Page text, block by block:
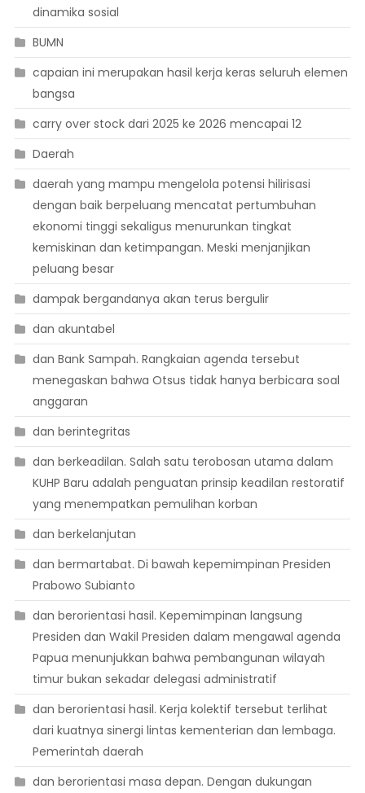
dinamika sosial
BUMN
capaian ini merupakan hasil kerja keras seluruh elemen
bangsa
carry over stock dari 2025 ke 2026 mencapai 12
Daerah
daerah yang mampu mengelola potensi hilirisasi
dengan baik berpeluang mencatat pertumbuhan
ekonomi tinggi sekaligus menurunkan tingkat
kemiskinan dan ketimpangan. Meski menjanjikan
peluang besar
dampak bergandanya akan terus bergulir
dan akuntabel
dan Bank Sampah. Rangkaian agenda tersebut
menegaskan bahwa Otsus tidak hanya berbicara soal
anggaran
dan berintegritas
dan berkeadilan. Salah satu terobosan utama dalam
KUHP Baru adalah penguatan prinsip keadilan restoratif
yang menempatkan pemulihan korban
dan berkelanjutan
dan bermartabat. Di bawah kepemimpinan Presiden
Prabowo Subianto
dan berorientasi hasil. Kepemimpinan langsung
Presiden dan Wakil Presiden dalam mengawal agenda
Papua menunjukkan bahwa pembangunan wilayah
timur bukan sekadar delegasi administratif
dan berorientasi hasil. Kerja kolektif tersebut terlihat
dari kuatnya sinergi lintas kementerian dan lembaga.
Pemerintah daerah
dan berorientasi masa depan. Dengan dukungan